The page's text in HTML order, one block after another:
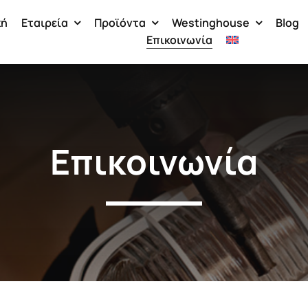
Εταιρεία Προϊόντα Westinghouse
Blog
Επικοινωνία
Επικοινωνία